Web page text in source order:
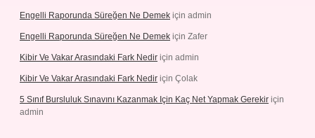
Engelli Raporunda Süreğen Ne Demek için admin
Engelli Raporunda Süreğen Ne Demek için Zafer
Kibir Ve Vakar Arasındaki Fark Nedir için admin
Kibir Ve Vakar Arasındaki Fark Nedir için Çolak
5 Sınıf Bursluluk Sınavını Kazanmak Için Kaç Net Yapmak Gerekir için
admin